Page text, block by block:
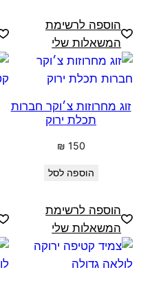
הוספה לרשימת
המשאלות שלי
זוג מחרוזות צ׳וקר חברות
תכלת ירוק
₪ 150
הוספה לסל
הוספה לרשימת
המשאלות שלי